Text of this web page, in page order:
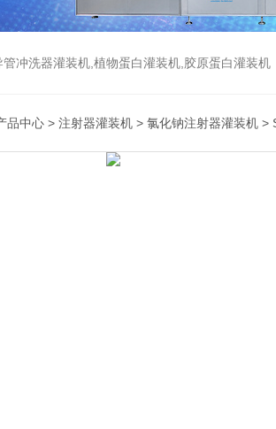
管冲洗器灌装机,植物蛋白灌装机,胶原蛋白灌装机
品中心 > 注射器灌装机 > 氯化钠注射器灌装机 >